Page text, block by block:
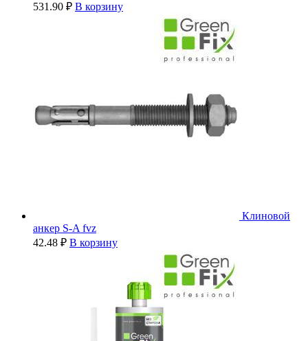
531.90 ₽ В корзину
Клиновой
анкер S-A fvz
42.48 ₽ В корзину